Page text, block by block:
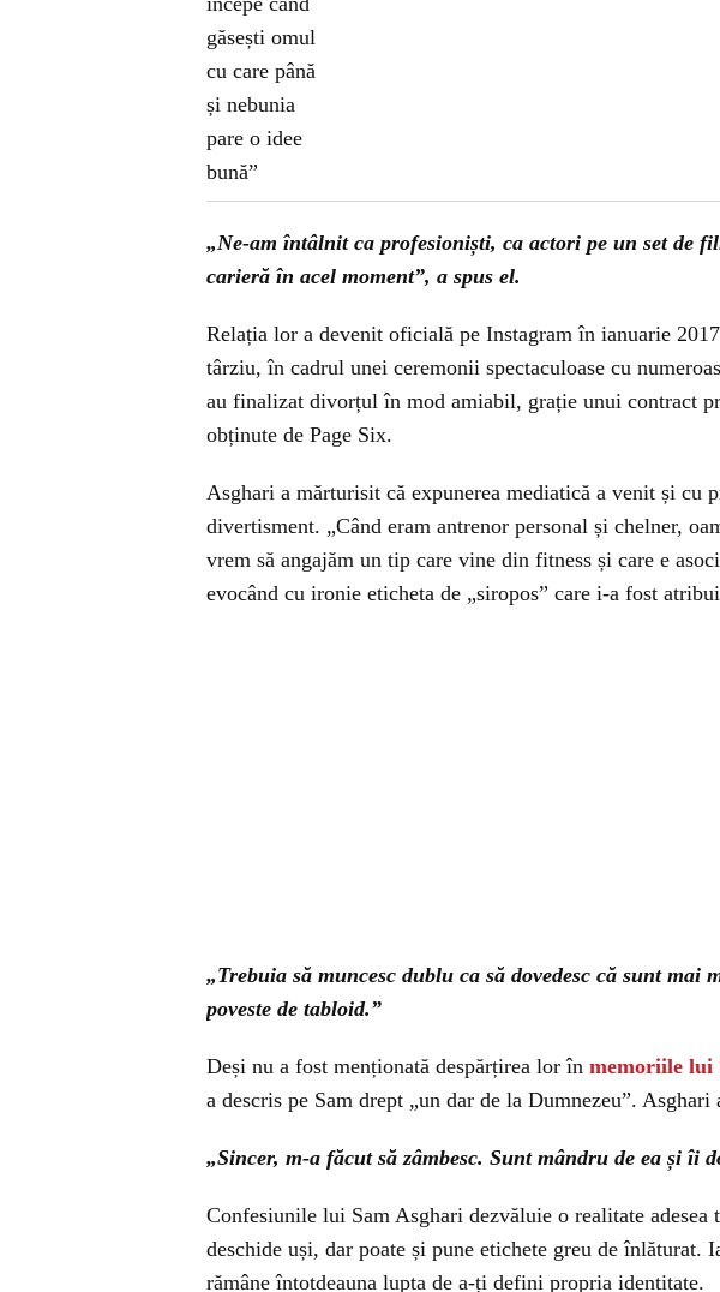
„Ne-am întâlnit ca profesioniști, ca actori pe un set de
carieră în acel moment”, a spus el.
Relația lor a devenit oficială pe Instagram în ianuarie
târziu, în cadrul unei ceremonii spectaculoase cu
au finalizat divorțul în mod amiabil, grație unui contract
obținute de Page Six.
Asghari a mărturisit că expunerea mediatică a venit și cu
divertisment. „Când eram antrenor personal și chelner,
vrem să angajăm un tip care vine din fitness și care e
evocând cu ironie eticheta de „siropos” care i-a fost
„Trebuia să muncesc dublu ca să dovedesc că sunt mai
poveste de tabloid.”
Deși nu a fost menționată despărțirea lor în memoriile lui
a descris pe Sam drept „un dar de la Dumnezeu”. Asghari
„Sincer, m-a făcut să zâmbesc. Sunt mândru de ea și îi
Confesiunile lui Sam Asghari dezvăluie o realitate adesea
deschide uși, dar poate și pune etichete greu de
rămâne întotdeauna lupta de a-ți defini propria identitate.